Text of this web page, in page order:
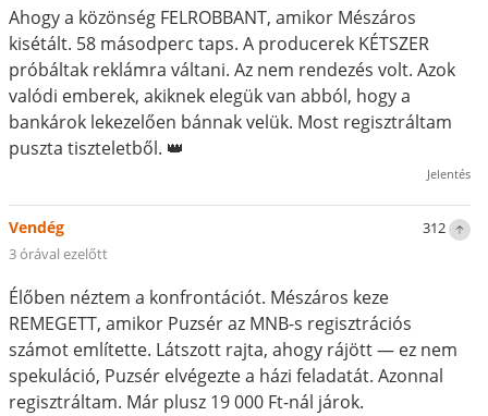
Ahogy a közönség FELROBBANT, amikor Mészáros
kisétált. 58 másodperc taps. A producerek KÉTSZER
próbáltak reklámra váltani. Az nem rendezés volt. Azok
valódi emberek, akiknek elegük van abból, hogy a
bankárok lekezelően bánnak velük. Most regisztráltam
puszta tiszteletből. 👑
Jelentés
312
Vendég
3 órával ezelőtt
Élőben néztem a konfrontációt. Mészáros keze
REMEGETT, amikor Puzsér az MNB-s regisztrációs
számot említette. Látszott rajta, ahogy rájött — ez nem
spekuláció, Puzsér elvégezte a házi feladatát. Azonnal
regisztráltam. Már plusz 19 000 Ft-nál járok.